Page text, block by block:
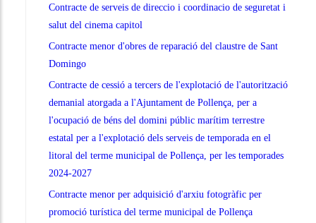
Contracte de serveis de direccio i coordinacio de seguretat i
salut del cinema capitol
Contracte menor d'obres de reparació del claustre de Sant
Domingo
Contracte de cessió a tercers de l'explotació de l'autorització
demanial atorgada a l'Ajuntament de Pollença, per a
l'ocupació de béns del domini públic marítim terrestre
estatal per a l'explotació dels serveis de temporada en el
litoral del terme municipal de Pollença, per les temporades
2024-2027
Contracte menor per adquisició d'arxiu fotogràfic per
promoció turística del terme municipal de Pollença